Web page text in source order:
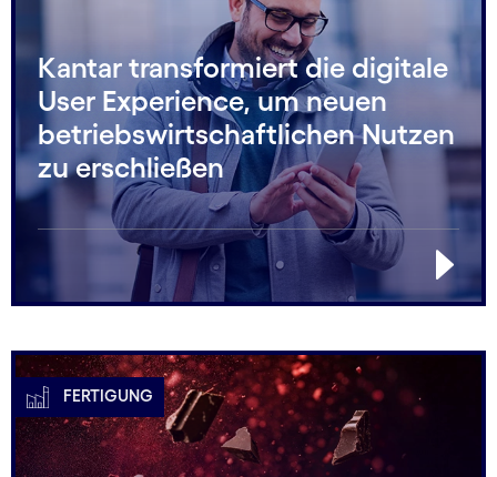
Kantar transformiert die digitale
User Experience, um neuen
betriebswirtschaftlichen Nutzen
zu erschließen
FERTIGUNG